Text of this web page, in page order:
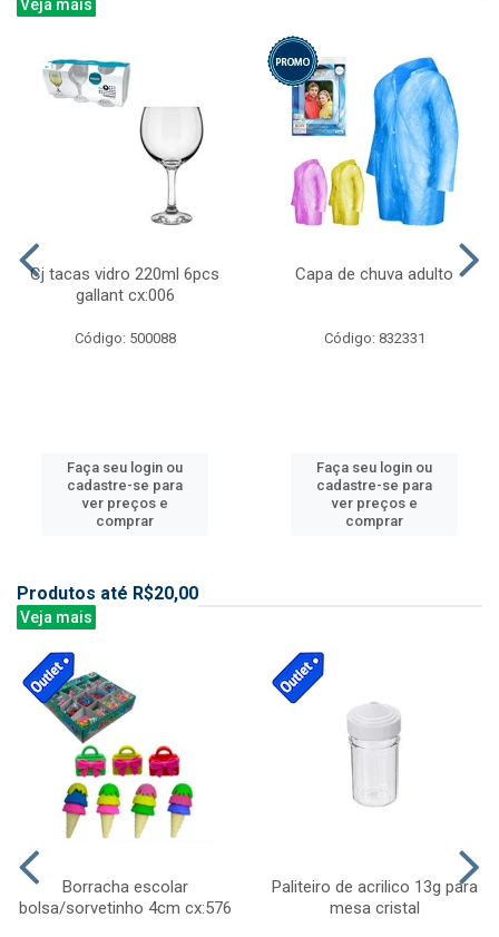
Veja mais
Cj tacas vidro 220ml 6pcs
gallant cx:006
Código: 500088
Faça seu login ou
cadastre-se para
ver preços e
comprar
Capa de chuva adulto
Código: 832331
Faça seu login ou
cadastre-se para
ver preços e
comprar
Produtos até R$20,00
Veja mais
Borracha escolar
bolsa/sorvetinho 4cm cx:576
Paliteiro de acrilico 13g para
mesa cristal